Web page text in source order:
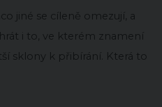
jiné se cíleně omezují, a
i to, ve kterém znamení
sklony k přibírání. Která to